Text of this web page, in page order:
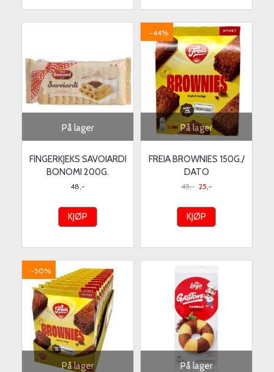
På lager
FINGERKJEKS SAVOIARDI
BONOMI 200G.
48,-
KJØP
På lager
-44%
FREIA BROWNIES 150G./
DATO
45,- 25,-
KJØP
På lager
-50%
På lager